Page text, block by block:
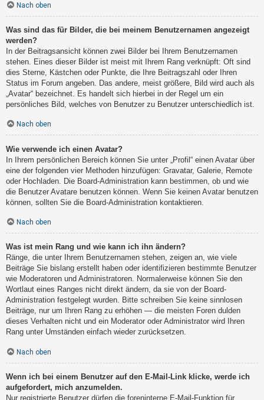
Nach oben
Was sind das für Bilder, die bei meinem Benutzernamen angezeigt
werden?
In der Beitragsansicht können zwei Bilder bei Ihrem Benutzernamen
stehen. Eines dieser Bilder ist meist mit Ihrem Rang verknüpft: Oft sind
dies Sterne, Kästchen oder Punkte, die Ihre Beitragszahl oder Ihren
Status im Forum angeben. Das andere, meist größere, Bild wird auch als
„Avatar“ bezeichnet. Es handelt sich hierbei in der Regel um ein
persönliches Bild, welches von Benutzer zu Benutzer unterschiedlich ist.
Nach oben
Wie verwende ich einen Avatar?
In Ihrem persönlichen Bereich können Sie unter „Profil“ einen Avatar über
eine der folgenden vier Methoden hinzufügen: Gravatar, Galerie, Remote
oder Hochladen. Die Board-Administration kann bestimmen, ob und wie
die Benutzer Avatare benutzen können. Wenn Sie keinen Avatar benutzen
können, sollten Sie die Board-Administration kontaktieren.
Nach oben
Was ist mein Rang und wie kann ich ihn ändern?
Ränge, die unter Ihrem Benutzernamen stehen, zeigen an, wie viele
Beiträge Sie bislang erstellt haben oder identifizieren bestimmte Benutzer
wie Moderatoren und Administratoren. Normalerweise können Sie den
Wortlaut eines Ranges nicht direkt ändern, da sie von der Board-
Administration festgelegt wurden. Bitte schreiben Sie keine sinnlosen
Beiträge, nur um Ihren Rang zu erhöhen — die meisten Foren dulden
dieses Verhalten nicht und ein Moderator oder Administrator wird Ihren
Rang unter Umständen einfach wieder zurücksetzen.
Nach oben
Wenn ich bei einem Benutzer auf den E-Mail-Link klicke, werde ich
aufgefordert, mich anzumelden.
Nur registrierte Benutzer dürfen die foreninterne E-Mail-Funktion für